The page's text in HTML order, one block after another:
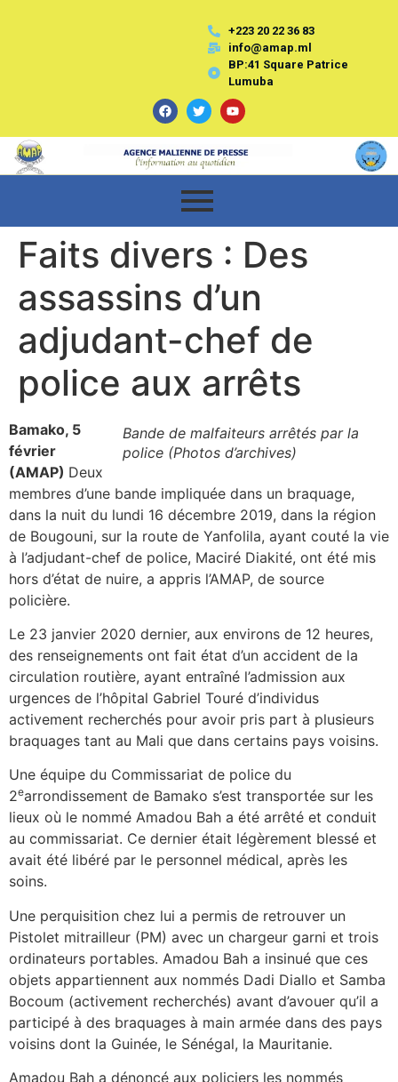
+223 20 22 36 83
info@amap.ml
BP:41 Square Patrice
Lumuba
Faits divers : Des
assassins d’un
adjudant-chef de
police aux arrêts
Bande de malfaiteurs arrêtés par la
police (Photos d’archives)
Bamako, 5
février
(AMAP) Deux
membres d’une bande impliquée dans un braquage,
dans la nuit du lundi 16 décembre 2019, dans la région
de Bougouni, sur la route de Yanfolila, ayant couté la vie
à l’adjudant-chef de police, Maciré Diakité, ont été mis
hors d’état de nuire, a appris l’AMAP, de source
policière.
Le 23 janvier 2020 dernier, aux environs de 12 heures,
des renseignements ont fait état d’un accident de la
circulation routière, ayant entraîné l’admission aux
urgences de l’hôpital Gabriel Touré d’individus
activement recherchés pour avoir pris part à plusieurs
braquages tant au Mali que dans certains pays voisins.
Une équipe du Commissariat de police du
2earrondissement de Bamako s’est transportée sur les
lieux où le nommé Amadou Bah a été arrêté et conduit
au commissariat. Ce dernier était légèrement blessé et
avait été libéré par le personnel médical, après les
soins.
Une perquisition chez lui a permis de retrouver un
Pistolet mitrailleur (PM) avec un chargeur garni et trois
ordinateurs portables. Amadou Bah a insinué que ces
objets appartiennent aux nommés Dadi Diallo et Samba
Bocoum (activement recherchés) avant d’avouer qu’il a
participé à des braquages à main armée dans des pays
voisins dont la Guinée, le Sénégal, la Mauritanie.
Amadou Bah a dénoncé aux policiers les nommés